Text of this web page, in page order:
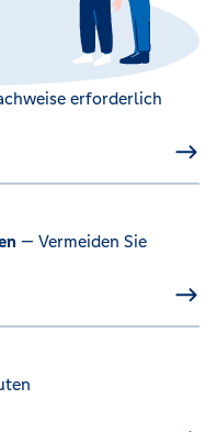
erforderlich
— Vermeiden Sie